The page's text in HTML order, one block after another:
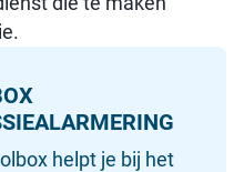
helpt je bij het